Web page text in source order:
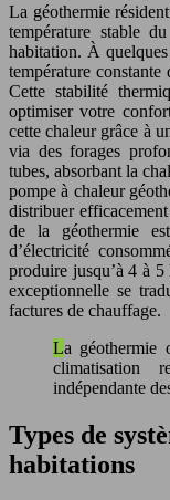
La géothermie
température stable
habitation. À
température
Cette stabilité
optimiser votre
cette chaleur grâce à
via des forages
tubes, absorbant la
pompe à chaleur
distribuer
de la géothermie
d’électricité
produire jusqu’à 4 à
exceptionnelle se
factures de chauffage.
La géothermie offre une solution de chauffage et de
climatisation
indépendante
Types de
habitations